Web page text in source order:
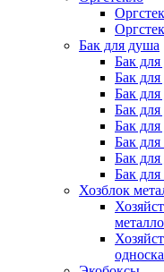
Бак для душа
Бак
Бак
Бак
Бак
Бак
Бак
Бак
Бак
Хозблок